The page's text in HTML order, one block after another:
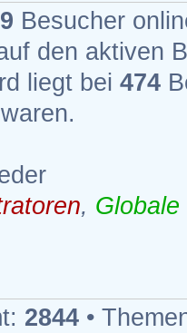
Besucher
den aktiven
liegt bei 474
,
2844 •